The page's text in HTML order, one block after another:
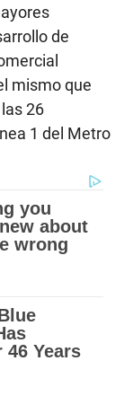
de
mismo que
26
1 del Metro